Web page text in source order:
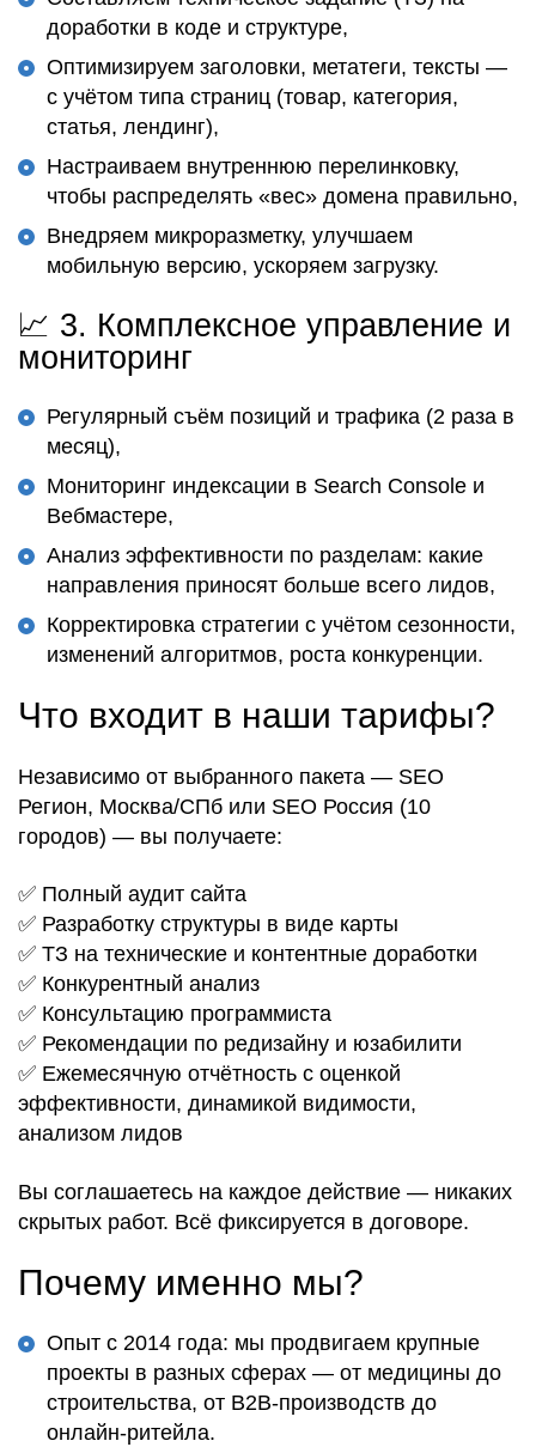
доработки в коде и структуре,
Оптимизируем заголовки, метатеги, тексты —
с учётом типа страниц (товар, категория,
статья, лендинг),
Настраиваем внутреннюю перелинковку,
чтобы распределять «вес» домена правильно,
Внедряем микроразметку, улучшаем
мобильную версию, ускоряем загрузку.
📈 3. Комплексное управление и
мониторинг
Регулярный съём позиций и трафика (2 раза в
месяц),
Мониторинг индексации в Search Console и
Вебмастере,
Анализ эффективности по разделам: какие
направления приносят больше всего лидов,
Корректировка стратегии с учётом сезонности,
изменений алгоритмов, роста конкуренции.
Что входит в наши тарифы?
Независимо от выбранного пакета — SEO
Регион, Москва/СПб или SEO Россия (10
городов) — вы получаете:
✅ Полный аудит сайта
✅ Разработку структуры в виде карты
✅ ТЗ на технические и контентные доработки
✅ Конкурентный анализ
✅ Консультацию программиста
✅ Рекомендации по редизайну и юзабилити
✅ Ежемесячную отчётность с оценкой
эффективности, динамикой видимости,
анализом лидов
Вы соглашаетесь на каждое действие — никаких
скрытых работ. Всё фиксируется в договоре.
Почему именно мы?
Опыт с 2014 года: мы продвигаем крупные
проекты в разных сферах — от медицины до
строительства, от B2B-производств до
онлайн-ритейла.